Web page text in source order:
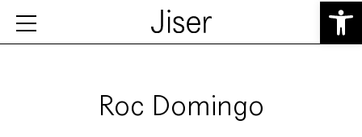
Obre la
Roc Domingo